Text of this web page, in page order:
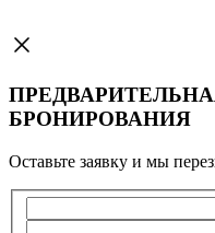
БРОНИРОВАНИЯ
Оставьте заявку и мы